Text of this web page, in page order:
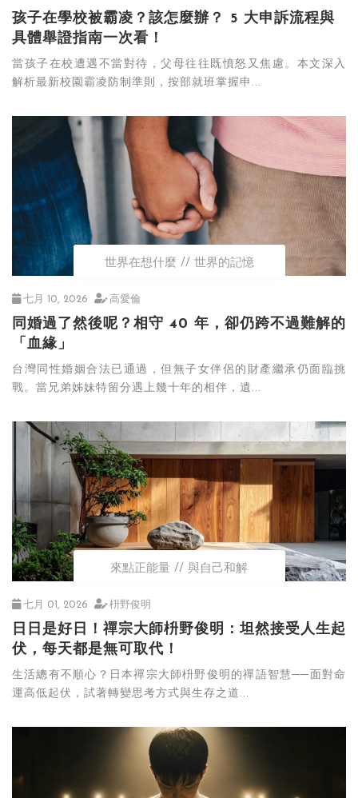
孩子在學校被霸凌？該怎麼辦？ 5 大申訴流程與
具體舉證指南一次看！
當孩子在校遭遇不當對待，父母往往既憤怒又焦慮。本文深入
解析最新校園霸凌防制準則，按部就班掌握申...
世界在想什麼 世界的記憶
七月 10, 2026 高愛倫
同婚過了然後呢？相守 40 年，卻仍跨不過難解的
「血緣」
台灣同性婚姻合法已通過，但無子女伴侶的財產繼承仍面臨挑
戰。當兄弟姊妹特留分遇上幾十年的相伴，遺...
來點正能量 與自己和解
七月 01, 2026 枡野俊明
日日是好日！禪宗大師枡野俊明：坦然接受人生起
伏，每天都是無可取代！
生活總有不順心？日本禪宗大師枡野俊明的禪語智慧──面對命
運高低起伏，試著轉變思考方式與生存之道...